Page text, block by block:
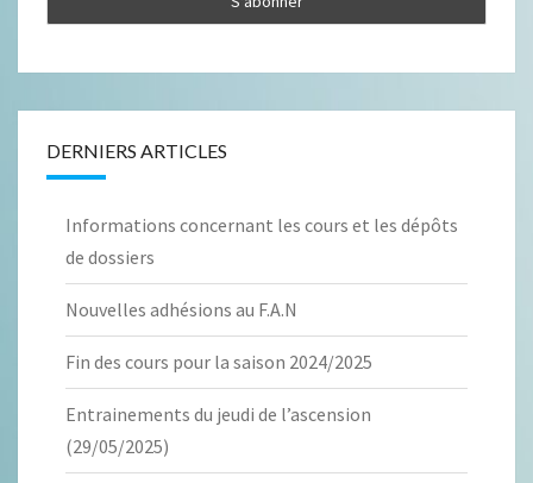
DERNIERS ARTICLES
Informations concernant les cours et les dépôts
de dossiers
Nouvelles adhésions au F.A.N
Fin des cours pour la saison 2024/2025
Entrainements du jeudi de l’ascension
(29/05/2025)